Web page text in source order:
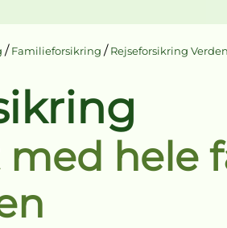
/ Familieforsikring / Rejseforsikring Verden
med hele